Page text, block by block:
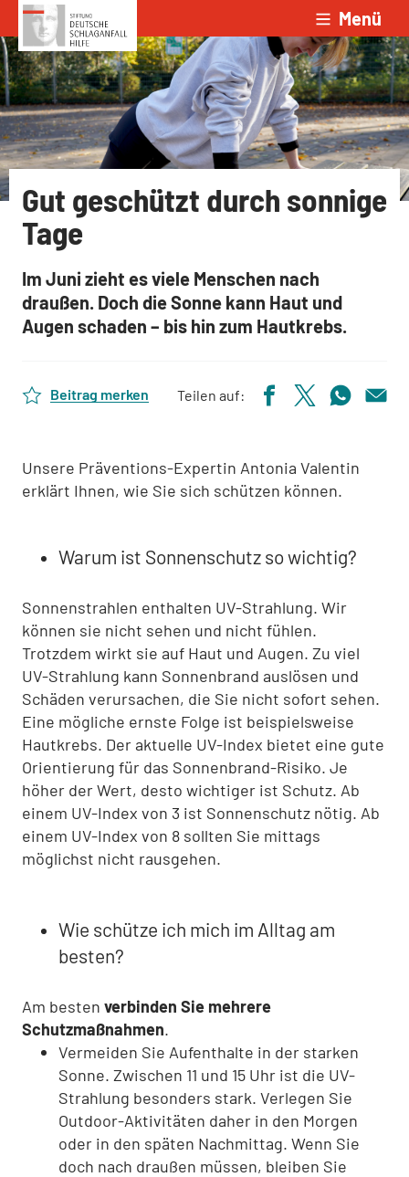
Zum Inhalt springen Menü
Gut geschützt durch sonnige
Tage
Im Juni zieht es viele Menschen nach
draußen. Doch die Sonne kann Haut und
Augen schaden – bis hin zum Hautkrebs.
Beitrag merken Teilen auf:
Unsere Präventions-Expertin Antonia Valentin
erklärt Ihnen, wie Sie sich schützen können.
Warum ist Sonnenschutz so wichtig?
Sonnenstrahlen enthalten UV-Strahlung. Wir
können sie nicht sehen und nicht fühlen.
Trotzdem wirkt sie auf Haut und Augen. Zu viel
UV-Strahlung kann Sonnenbrand auslösen und
Schäden verursachen, die Sie nicht sofort sehen.
Eine mögliche ernste Folge ist beispielsweise
Hautkrebs. Der aktuelle UV-Index bietet eine gute
Orientierung für das Sonnenbrand-Risiko. Je
höher der Wert, desto wichtiger ist Schutz. Ab
einem UV-Index von 3 ist Sonnenschutz nötig. Ab
einem UV-Index von 8 sollten Sie mittags
möglichst nicht rausgehen.
Wie schütze ich mich im Alltag am
besten?
Am besten verbinden Sie mehrere
Schutzmaßnahmen.
Vermeiden Sie Aufenthalte in der starken
Sonne. Zwischen 11 und 15 Uhr ist die UV-
Strahlung besonders stark. Verlegen Sie
Outdoor-Aktivitäten daher in den Morgen
oder in den späten Nachmittag. Wenn Sie
doch nach draußen müssen, bleiben Sie